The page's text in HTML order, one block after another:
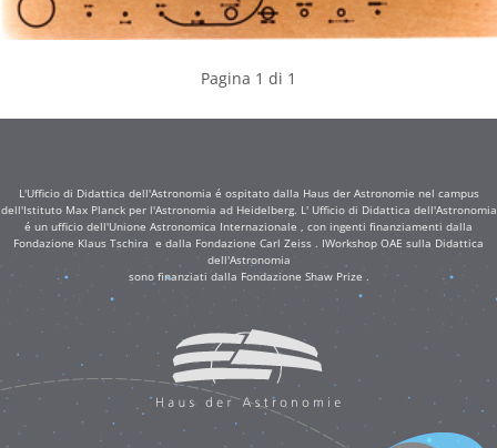
Pagina 1 di 1
L'Ufficio di Didattica dell'Astronomia é ospitato dalla Haus der Astronomie nel campus
dell'Istituto Max Planck per l'Astronomia ad Heidelberg. L' Ufficio di Didattica dell'Astronomia
é un ufficio dell'Unione Astronomica Internazionale , con ingenti finanziamenti dalla
Fondazione Klaus Tschira e dalla Fondazione Carl Zeiss . IWorkshop OAE sulla Didattica
dell'Astronomia
sono finanziati dalla Fondazione Shaw Prize .